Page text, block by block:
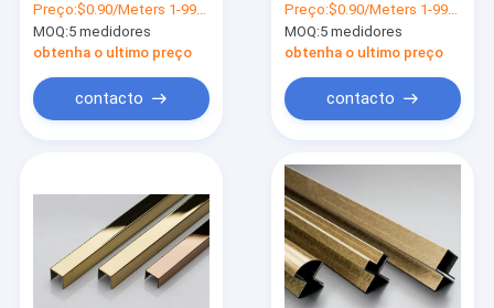
Produtos
Vídeos
Quem Somos
da telha o espelho
escovou SS dobra a
guarnição
Preço:$0.90/Meters 1-999 Meters
MOQ:5 medidores
obtenha o ultimo preço
contacto
forma de L da
guarnição 201 304
316
Preço:$0.90/Meters 1-999 Meters
MOQ:5 medidores
obtenha o ultimo preço
contacto